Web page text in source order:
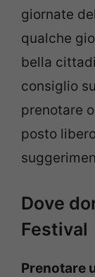
giornate
qualche
bella
consiglio
prenotare
posto
Dove
Festival
Prenotare